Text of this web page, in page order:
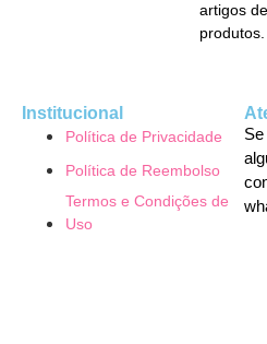
artigos
produtos.
Institucional
Política de Privacidade
Política de Reembolso
Termos e Condições de
Uso